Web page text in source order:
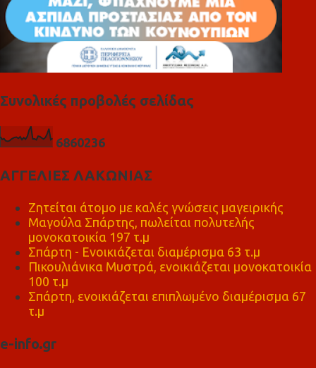
Συνολικές προβολές σελίδας
6860236
ΑΓΓΕΛΙΕΣ ΛΑΚΩΝΙΑΣ
Ζητείται άτομο με καλές γνώσεις μαγειρικής
Μαγούλα Σπάρτης, πωλείται πολυτελής
μονοκατοικία 197 τ.μ
Σπάρτη - Ενοικιάζεται διαμέρισμα 63 τ.μ
Πικουλιάνικα Μυστρά, ενοικιάζεται μονοκατοικία
100 τ.μ
Σπάρτη, ενοικιάζεται επιπλωμένο διαμέρισμα 67
τ.μ
e-info.gr